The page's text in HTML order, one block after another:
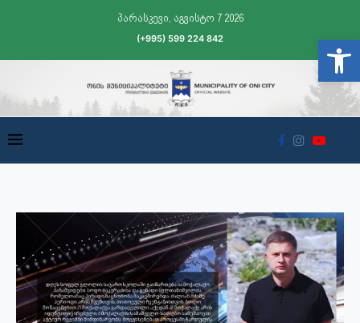
პარასკევი, აგვისტო 7 2026
(+995) 599 224 842